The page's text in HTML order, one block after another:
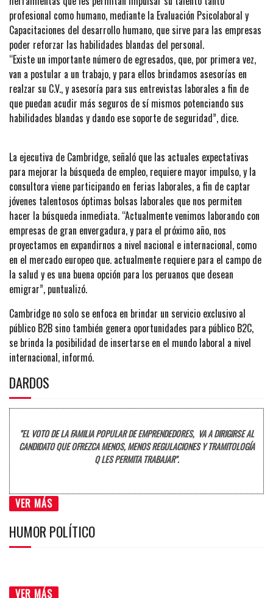
profesional como humano, mediante la Evaluación Psicolaboral y
Capacitaciones del desarrollo humano, que sirve para las empresas
poder reforzar las habilidades blandas del personal.
“Existe un importante número de egresados, que, por primera vez,
van a postular a un trabajo, y para ellos brindamos asesorías en
realzar su C.V., y asesoría para sus entrevistas laborales a fin de
que puedan acudir más seguros de sí mismos potenciando sus
habilidades blandas y dando ese soporte de seguridad”, dice.
La ejecutiva de Cambridge, señaló que las actuales expectativas
para mejorar la búsqueda de empleo, requiere mayor impulso, y la
consultora viene participando en ferias laborales, a fin de captar
jóvenes talentosos óptimas bolsas laborales que nos permiten
hacer la búsqueda inmediata. “Actualmente venimos laborando con
empresas de gran envergadura, y para el próximo año, nos
proyectamos en expandirnos a nivel nacional e internacional, como
en el mercado europeo que. actualmente requiere para el campo de
la salud y es una buena opción para los peruanos que desean
emigrar”, puntualizó.
Cambridge no solo se enfoca en brindar un servicio exclusivo al
público B2B sino también genera oportunidades para público B2C,
se brinda la posibilidad de insertarse en el mundo laboral a nivel
internacional, informó.
DARDOS
"EL VOTO DE LA FAMILIA POPULAR DE EMPRENDEDORES, VA A DIRIGIRSE AL
CANDIDATO QUE OFREZCA MENOS, MENOS REGULACIONES Y TRAMITOLOGÍA
Q LES PERMITA TRABAJAR".
VER MÁS
HUMOR POLÍTICO
VER MÁS